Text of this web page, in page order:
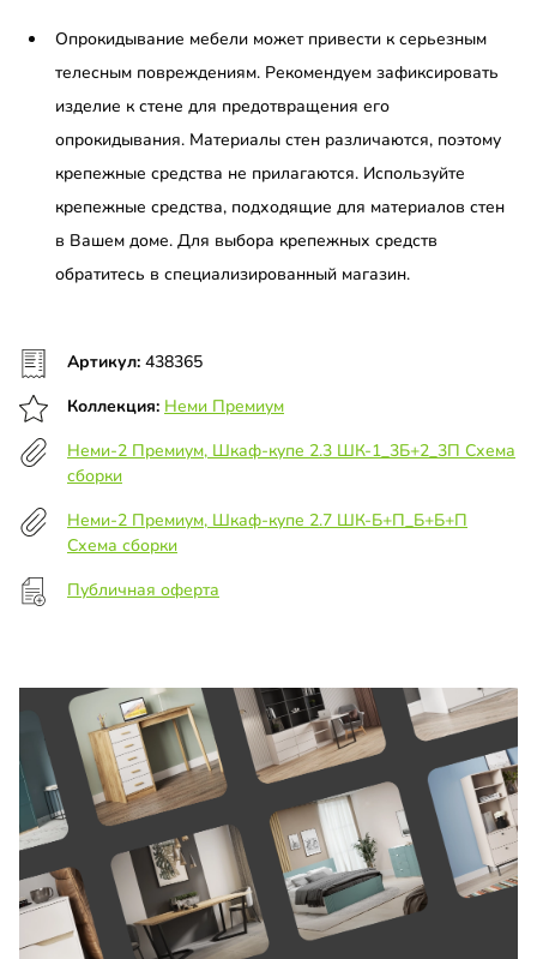
Опрокидывание мебели может привести к серьезным
телесным повреждениям. Рекомендуем зафиксировать
изделие к стене для предотвращения его
опрокидывания. Материалы стен различаются, поэтому
крепежные средства не прилагаются. Используйте
крепежные средства, подходящие для материалов стен
в Вашем доме. Для выбора крепежных средств
обратитесь в специализированный магазин.
Артикул: 438365
Коллекция: Неми Премиум
Неми-2 Премиум, Шкаф-купе 2.3 ШК-1_3Б+2_3П Схема
сборки
Неми-2 Премиум, Шкаф-купе 2.7 ШК-Б+П_Б+Б+П
Схема сборки
Публичная оферта